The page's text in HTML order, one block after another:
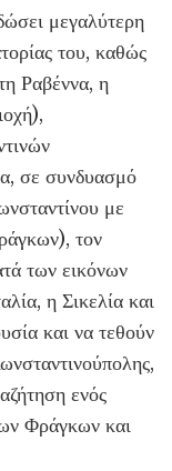
μεγαλύτερη
του, καθώς
Ραβέννα, η
σε συνδυασμό
με
τον
των εικόνων
η Σικελία και
και να τεθούν
ενός
Φράγκων και